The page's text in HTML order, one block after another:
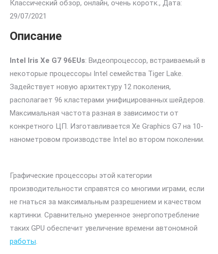
Классический обзор, онлайн, очень коротк., Дата:
29/07/2021
Описание
Intel Iris Xe G7 96EUs: Видеопроцессор, встраиваемый в
некоторые процессоры Intel семейства Tiger Lake.
Задействует новую архитектуру 12 поколения,
располагает 96 кластерами унифицированных шейдеров.
Максимальная частота разная в зависимости от
конкретного ЦП. Изготавливается Xe Graphics G7 на 10-
нанометровом производстве Intel во втором поколении.
Графические процессоры этой категории
производительности справятся со многими играми, если
не гнаться за максимальным разрешением и качеством
картинки. Сравнительно умеренное энергопотребление
таких GPU обеспечит увеличение времени автономной
работы.